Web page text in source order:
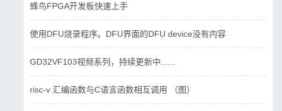
蜂鸟FPGA开发板快速上手
使用DFU烧录程序。DFU界面的DFU device没有内容
GD32VF103视频系列，持续更新中......
risc-v 汇编函数与C语言函数相互调用 （图）